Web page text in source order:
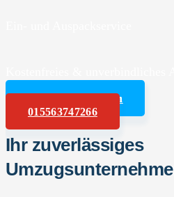
Angebot anfordern
015563747266
Ihr zuverlässiges